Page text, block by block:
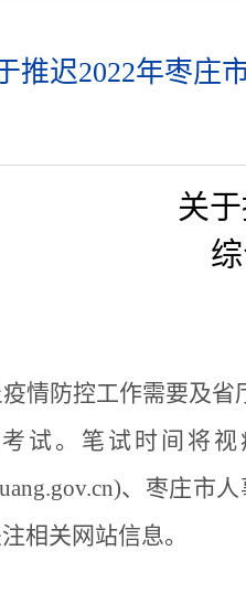
推迟2022年枣庄
关
情防控工作需要及省
试。笔试时间将
、 枣庄市人
相关网站信息。